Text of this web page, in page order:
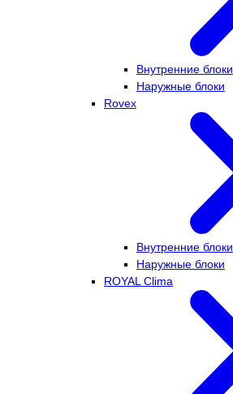
Внутренние блоки
Наружные блоки
Rovex
Внутренние блоки
Наружные блоки
ROYAL Clima